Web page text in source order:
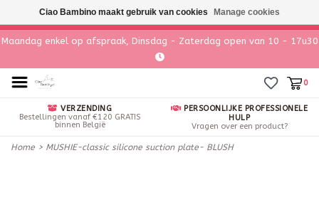
Maandag enkel op afspraak, Dinsdag - Zaterdag open van 10 - 17u30
0
VERZENDING
Bestellingen vanaf €120 GRATIS
binnen België
PERSOONLIJKE PROFESSIONELE
HULP
Vragen over een product?
Home > MUSHIE-classic silicone suction plate- BLUSH
Ciao Bambino maakt gebruik van cookies Manage cookies